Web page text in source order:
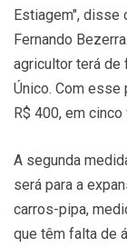
Estiagem", disse
Fernando
agricultor terá de
Único. Com esse
R$ 400, em
A segunda
será para a
carros-pipa,
que têm falta de